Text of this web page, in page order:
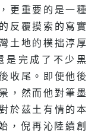
更重要的是一種
反覆摸索的寫實
土地的樸拙淳厚
是完成了不少黑
收尾。即便他後
，然而他對筆墨
於茲土有情的本
，倪再沁陸續創